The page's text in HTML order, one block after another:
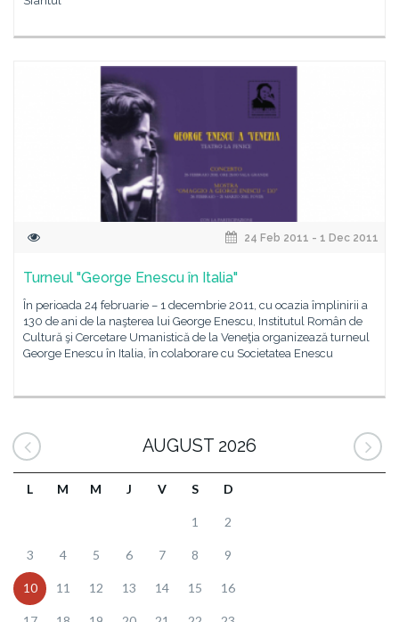
24 Feb 2011 - 1 Dec 2011
Turneul "George Enescu în Italia"
În perioada 24 februarie – 1 decembrie 2011, cu ocazia împlinirii a
130 de ani de la naşterea lui George Enescu, Institutul Român de
Cultură şi Cercetare Umanistică de la Veneţia organizează turneul
George Enescu în Italia, în colaborare cu Societatea Enescu
AUGUST 2026
L M M J V S D
1 2
3 4 5 6 7 8 9
10 11 12 13 14 15 16